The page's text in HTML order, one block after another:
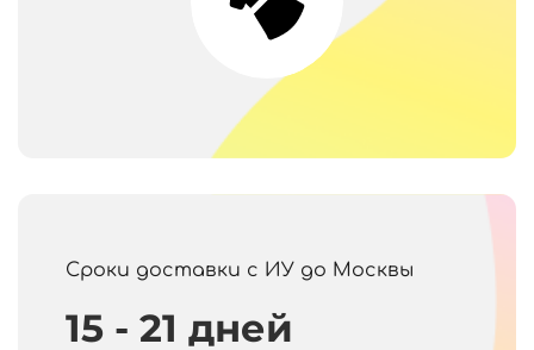
Сроки доставки с ИУ до Москвы
15 - 21 дней